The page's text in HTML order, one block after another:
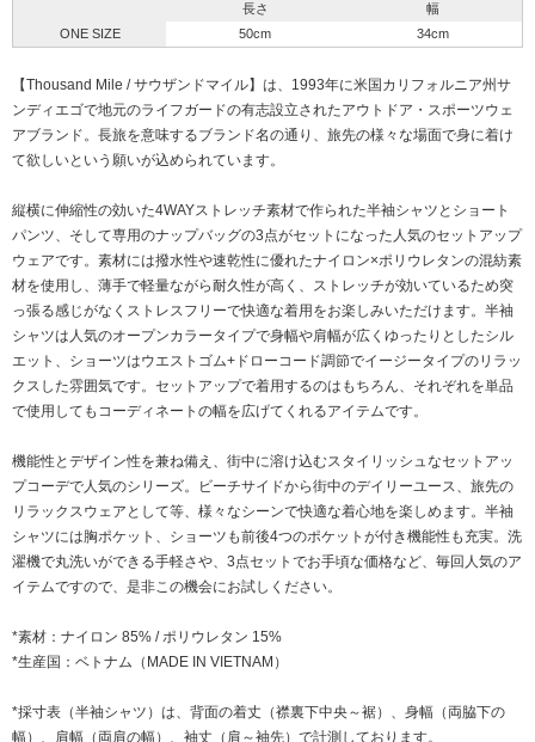
長さ
幅
ONE SIZE
50cm 34cm
【Thousand Mile / サウザンドマイル】は、1993年に米国カリフォルニア州サ
ンディエゴで地元のライフガードの有志設立されたアウトドア・スポーツウェ
アブランド。長旅を意味するブランド名の通り、旅先の様々な場面で身に着け
て欲しいという願いが込められています。
縦横に伸縮性の効いた4WAYストレッチ素材で作られた半袖シャツとショート
パンツ、そして専用のナップバッグの3点がセットになった人気のセットアップ
ウェアです。素材には撥水性や速乾性に優れたナイロン×ポリウレタンの混紡素
材を使用し、薄手で軽量ながら耐久性が高く、ストレッチが効いているため突
っ張る感じがなくストレスフリーで快適な着用をお楽しみいただけます。半袖
シャツは人気のオープンカラータイプで身幅や肩幅が広くゆったりとしたシル
エット、ショーツはウエストゴム+ドローコード調節でイージータイプのリラッ
クスした雰囲気です。セットアップで着用するのはもちろん、それぞれを単品
で使用してもコーディネートの幅を広げてくれるアイテムです。
機能性とデザイン性を兼ね備え、街中に溶け込むスタイリッシュなセットアッ
プコーデで人気のシリーズ。ビーチサイドから街中のデイリーユース、旅先の
リラックスウェアとして等、様々なシーンで快適な着心地を楽しめます。半袖
シャツには胸ポケット、ショーツも前後4つのポケットが付き機能性も充実。洗
濯機で丸洗いができる手軽さや、3点セットでお手頃な価格など、毎回人気のア
イテムですので、是非この機会にお試しください。
*素材：ナイロン 85% / ポリウレタン 15%
*生産国：ベトナム（MADE IN VIETNAM）
*採寸表（半袖シャツ）は、背面の着丈（襟裏下中央～裾）、身幅（両脇下の
幅）、肩幅（両肩の幅）、袖丈（肩～袖先）で計測しております。